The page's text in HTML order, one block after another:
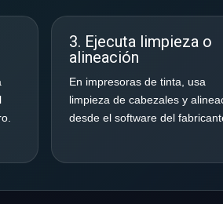
3. Ejecuta limpieza o
alineación
En impresoras de tinta, usa
limpieza de cabezales y
desde el software del